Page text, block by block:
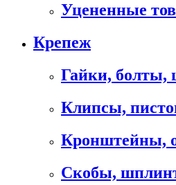
Уцененные
Крепеж
Гайки,
Клипсы,
Кронштейны,
Скобы,